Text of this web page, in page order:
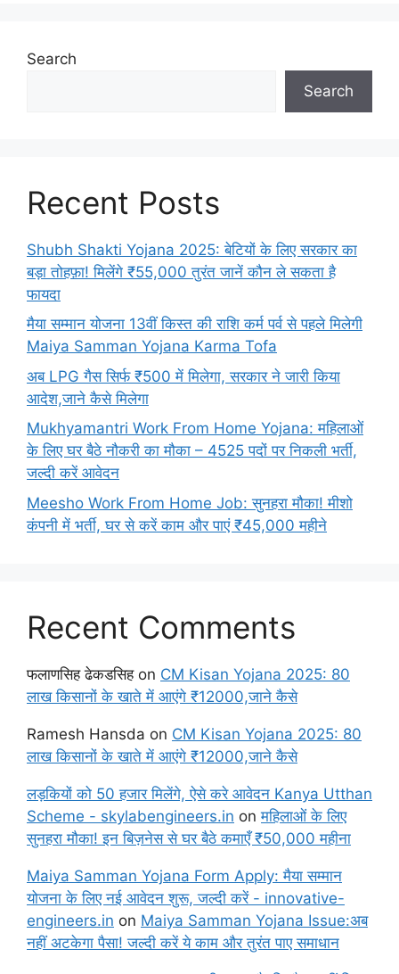
Search
Search
Recent Posts
Shubh Shakti Yojana 2025: बेटियों के लिए सरकार का
बड़ा तोहफ़ा! मिलेंगे ₹55,000 तुरंत जानें कौन ले सकता है
फायदा
मैया सम्मान योजना 13वीं किस्त की राशि कर्म पर्व से पहले मिलेगी
Maiya Samman Yojana Karma Tofa
अब LPG गैस सिर्फ ₹500 में मिलेगा, सरकार ने जारी किया
आदेश,जाने कैसे मिलेगा
Mukhyamantri Work From Home Yojana: महिलाओं
के लिए घर बैठे नौकरी का मौका – 4525 पदों पर निकली भर्ती,
जल्दी करें आवेदन
Meesho Work From Home Job: सुनहरा मौका! मीशो
कंपनी में भर्ती, घर से करें काम और पाएं ₹45,000 महीने
Recent Comments
फलाणसिह ढेकडसिहon CM Kisan Yojana 2025: 80
लाख किसानों के खाते में आएंगे ₹12000,जाने कैसे
Ramesh Hansda on CM Kisan Yojana 2025: 80
लाख किसानों के खाते में आएंगे ₹12000,जाने कैसे
लड़कियों को 50 हजार मिलेंगे, ऐसे करे आवेदन Kanya Utthan
Scheme - skylabengineers.in onमहिलाओं के लिए
सुनहरा मौका! इन बिज़नेस से घर बैठे कमाएँ ₹50,000 महीना
Maiya Samman Yojana Form Apply: मैया सम्मान
योजना के लिए नई आवेदन शुरू, जल्दी करें - innovative-
engineers.in on Maiya Samman Yojana Issue:अब
नहीं अटकेगा पैसा! जल्दी करें ये काम और तुरंत पाए समाधान